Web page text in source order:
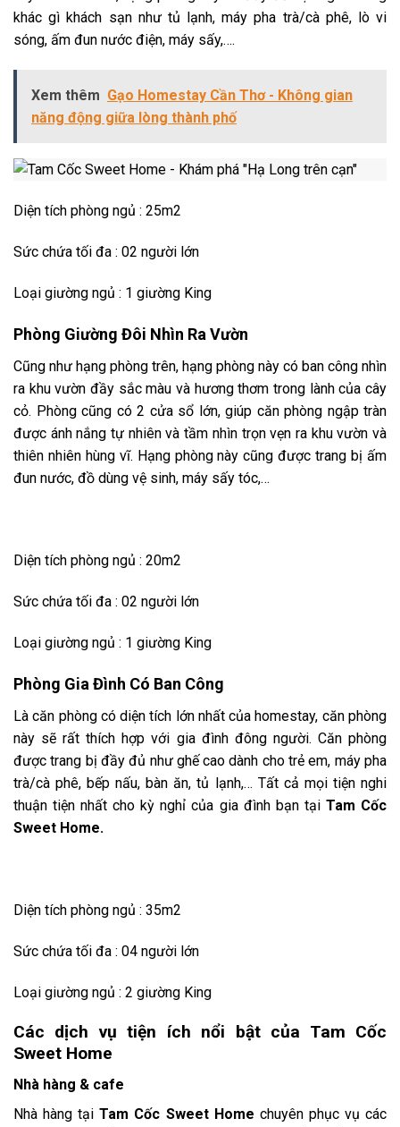
khác gì khách sạn nhưtủ lạnh, máy pha trà/cà phê, lò vi
sóng, ấm đun nước điện, máy sấy,….
Xem thêm Gạo Homestay Cần Thơ - Không gian
năng động giữa lòng thành phố
Diện tích phòng ngủ : 25m2
Sức chứa tối đa : 02 người lớn
Loại giường ngủ : 1 giường King
Phòng Giường Đôi Nhìn Ra Vườn
Cũng như hạng phòng trên, hạng phòng này có ban công nhìn
ra khu vườn đầy sắc màu và hương thơm trong lành của cây
cỏ. Phòng cũng có 2 cửa sổ lớn, giúp căn phòng ngập tràn
được ánh nắng tự nhiên và tầm nhìn trọn vẹn ra khu vườn và
thiên nhiên hùng vĩ. Hạng phòng này cũng được trang bị ấm
đun nước, đồ dùng vệ sinh, máy sấy tóc,…
Diện tích phòng ngủ : 20m2
Sức chứa tối đa : 02 người lớn
Loại giường ngủ : 1 giường King
Phòng Gia Đình Có Ban Công
Là căn phòng có diện tích lớn nhất của homestay, căn phòng
này sẽ rất thích hợp với gia đình đông người. Căn phòng
được trang bị đầy đủ như ghế cao dành cho trẻ em, máy pha
trà/cà phê, bếp nấu, bàn ăn, tủ lạnh,… Tất cả mọi tiện nghi
thuận tiện nhất cho kỳ nghỉ của gia đình bạn tại Tam Cốc
Sweet Home.
Diện tích phòng ngủ : 35m2
Sức chứa tối đa : 04 người lớn
Loại giường ngủ : 2 giường King
Các dịch vụ tiện ích nổi bật của Tam Cốc
Sweet Home
Nhà hàng & cafe
Nhà hàng tạiTam Cốc Sweet Home chuyên phục vụ các